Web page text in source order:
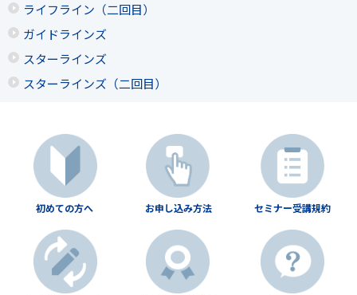
ライフライン（二回目）
ガイドラインズ
スターラインズ
スターラインズ（二回目）
初めての方へ お申し込み方法 セミナー受講規約